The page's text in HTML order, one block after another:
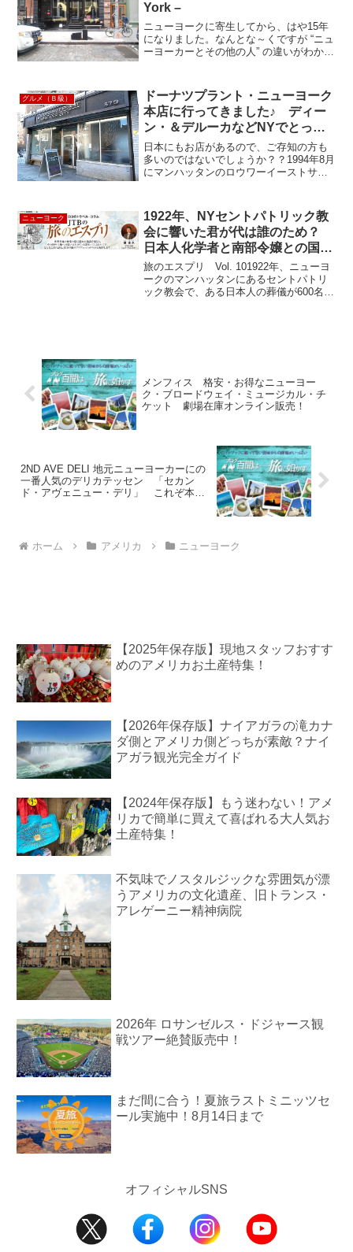
York –
ニューヨークに寄生してから、はや15年
になりました。なんとな～くですが “ニュ
ーヨーカーとその他の人” の違いがわかる
方や身のこなし方、もしくは服装が全然
ちがうので、...
グルメ（Ｂ級）
ドーナツプラント・ニューヨーク
本店に行ってきました♪ ディー
ン・＆デルーカなどNYでとって
も人気！
日本にもお店があるので、ご存知の方も
多いのではないでしょうか？？1994年8月
にマンハッタンのロウワーイーストサイ
ない人はいないほどの有名店。日本では
クリスピークリ...
ニューヨーク
1922年、NYセントパトリック教
会に響いた君が代は誰のため？
日本人化学者と南部令嬢との国際
結婚
旅のエスプリ Vol. 101922年、ニューヨ
ークのマンハッタンにあるセントパトリ
ック教会で、ある日本人の葬儀が600名も
メンフィス 格安・お得なニューヨー
ク・ブロードウェイ・ミュージカル・チ
ケット 劇場在庫オンライン販売！
2ND AVE DELI 地元ニューヨーカーにの
一番人気のデリカテッセン 「セカン
ド・アヴェニュー・デリ」 これぞ本物
ホーム アメリカ ニューヨーク
【2025年保存版】現地スタッフおすす
めのアメリカお土産特集！
【2026年保存版】ナイアガラの滝カナ
ダ側とアメリカ側どっちが素敵？ナイ
アガラ観光完全ガイド
【2024年保存版】もう迷わない！アメ
リカで簡単に買えて喜ばれる大人気お
土産特集！
不気味でノスタルジックな雰囲気が漂
うアメリカの文化遺産、旧トランス・
アレゲーニー精神病院
2026年 ロサンゼルス・ドジャース観
戦ツアー絶賛販売中！
まだ間に合う！夏旅ラストミニッツセ
ール実施中！8月14日まで
オフィシャルSNS